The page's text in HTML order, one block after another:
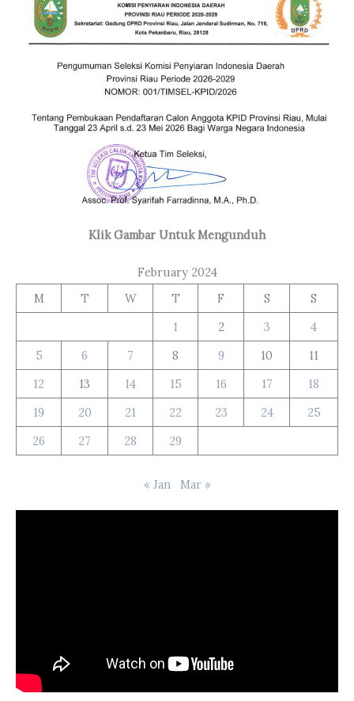
Klik Gambar Untuk Mengunduh
February 2024
M
T W T F S
S
1
2 3
4
5
6 7 8 9 10
11
12
13 14 15 16 17
18
19
20 21 22 23 24
25
26
27 28 29
« Jan Mar »